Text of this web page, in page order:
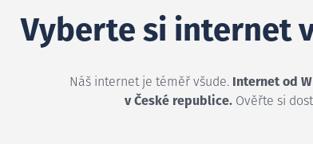
Vyberte si internet
Náš internet je téměř všude.
Internet od
v České republice.Ověřte si